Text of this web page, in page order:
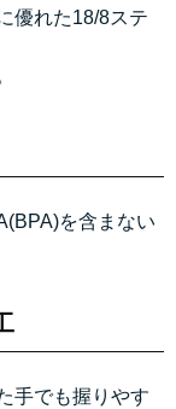
優れた18/8ステ
を含まない
手でも握りやす